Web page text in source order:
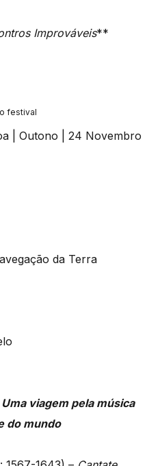
Improváveis**
festival
da Terra
viagem pela música
do mundo